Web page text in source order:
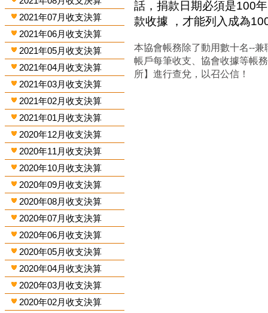
2021年07月收支決算
2021年06月收支決算
2021年05月收支決算
2021年04月收支決算
2021年03月收支決算
2021年02月收支決算
2021年01月收支決算
2020年12月收支決算
2020年11月收支決算
2020年10月收支決算
2020年09月收支決算
2020年08月收支決算
2020年07月收支決算
2020年06月收支決算
2020年05月收支決算
2020年04月收支決算
2020年03月收支決算
2020年02月收支決算
話，捐款日期必須是100
款收據 ，才能列入成為
本協會帳務除了動用數十名--
帳戶每筆收支、協會收據等帳
所】進行查兌，以召公信！